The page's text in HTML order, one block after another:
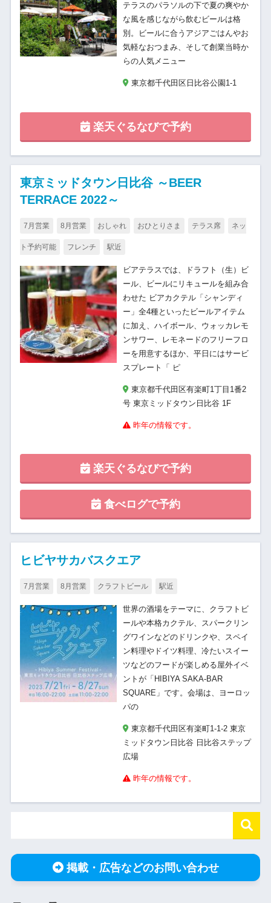
テラスのパラソルの下で夏の爽やか
な風を感じながら飲むビールは格
別。ビールに合うアジアごはんやお
気軽なおつまみ、そして創業当時か
らの人気メニュー
東京都千代田区日比谷公園1-1
楽天ぐるなびで予約
東京ミッドタウン日比谷 ～BEER
TERRACE 2022～
7月営業 8月営業 おしゃれ おひとりさま テラス席 ネッ
ト予約可能 フレンチ 駅近
ビアテラスでは、ドラフト（生）ビ
ール、ビールにリキュールを組み合
わせた ビアカクテル「シャンディ
ー」全4種といったビールアイテム
に加え、ハイボール、ウォッカレモ
ンサワー、レモネードのフリーフロ
ーを用意するほか、平日にはサービ
スプレート「 ピ
東京都千代田区有楽町1丁目1番2
号 東京ミッドタウン日比谷 1F
昨年の情報です。
楽天ぐるなびで予約
食べログで予約
ヒビヤサカバスクエア
7月営業 8月営業 クラフトビール 駅近
世界の酒場をテーマに、クラフトビ
ールや本格カクテル、スパークリン
グワインなどのドリンクや、スペイ
ン料理やドイツ料理、冷たいスイー
ツなどのフードが楽しめる屋外イベ
ントが「HIBIYA SAKA-BAR
SQUARE」です。会場は、ヨーロッ
パの
東京都千代田区有楽町1-1-2 東京
ミッドタウン日比谷 日比谷ステップ
広場
昨年の情報です。
掲載・広告などのお問い合わせ